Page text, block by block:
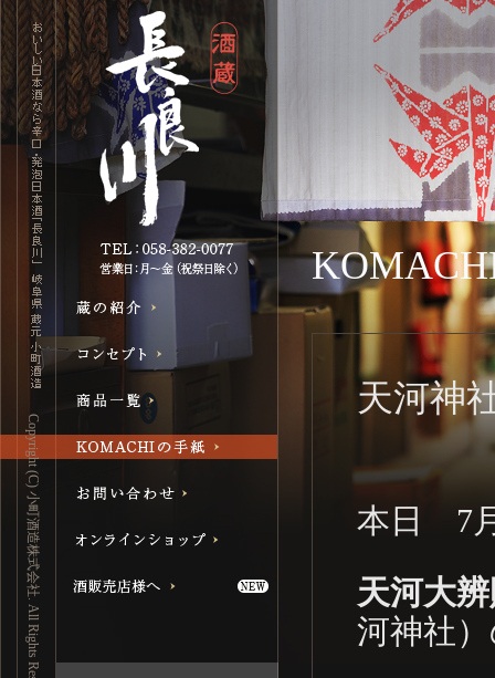
Copyright (C) 小町酒造株式会社. All Rights Reserved.
天河神
本日 7
天河大
河神社